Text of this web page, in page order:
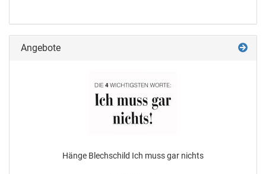
Angebote
Hänge Blechschild Ich muss gar nichts